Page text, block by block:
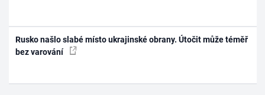
Rusko našlo slabé místo ukrajinské obrany. Útočit může téměř
bez varování